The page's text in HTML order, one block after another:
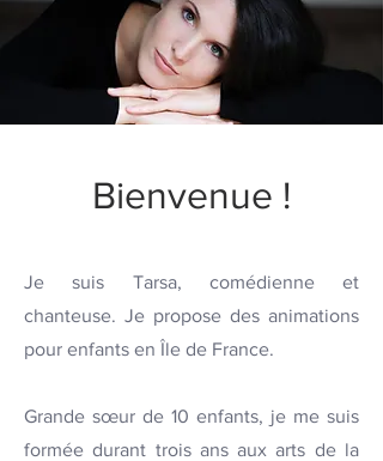
Bienvenue !
Je suis Tarsa, comédienne et
chanteuse. Je propose des animations
pour enfants en Île de France.
Grande sœur de 10 enfants, je me suis
formée durant trois ans aux arts de la